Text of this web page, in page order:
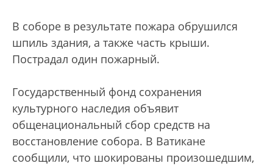
В соборе в результате пожара обрушился
шпиль здания, а также часть крыши.
Пострадал один пожарный.
Государственный фонд сохранения
культурного наследия объявит
общенациональный сбор средств на
восстановление собора. В Ватикане
сообщили, что шокированы произошедшим,